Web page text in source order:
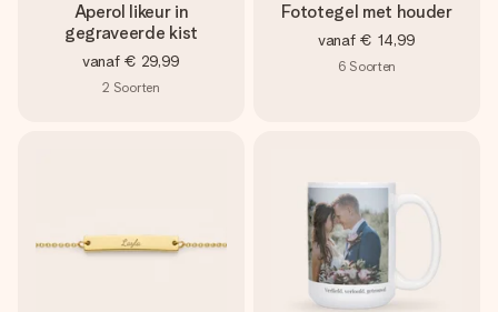
Aperol likeur in
gegraveerde kist
vanaf € 29,99
2 Soorten
Fototegel met houder
vanaf € 14,99
6 Soorten